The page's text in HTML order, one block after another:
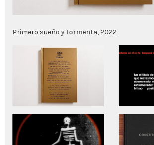
Primero sueño y tormenta, 2022